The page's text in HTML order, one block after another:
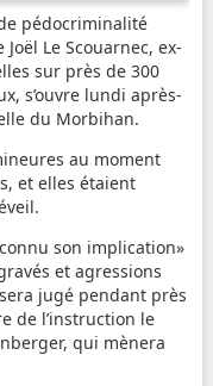
pédocriminalité
Le Scouarnec, ex-
sur près de 300
s’ouvre lundi après-
du Morbihan.
au moment
et elles étaient
son implication»
et agressions
jugé pendant près
de l’instruction le
qui mènera